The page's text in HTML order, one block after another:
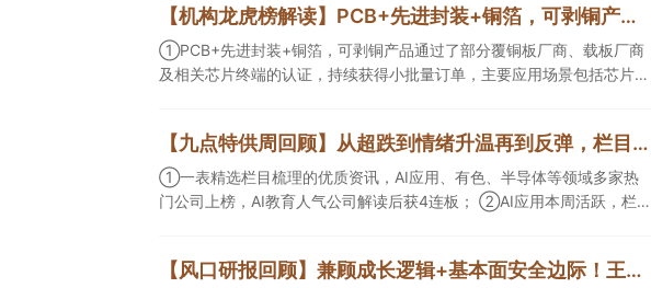
【机构龙虎榜解读】PCB+先进封装+铜箔，可剥铜产品通过了部分覆铜板厂商、载板厂商及相关芯片终端的认证，持续获得小批量订单，主要应用场景包括芯片封装光模块用PCB，机构大额净买入这家公司
①PCB+先进封装+铜箔，可剥铜产品通过了部分覆铜板厂商、载板厂商
及相关芯片终端的认证，持续获得小批量订单，主要应用场景包括芯片封
具备承接细胞与基因治疗产品商业化受托生产的合规资质，这家公司获净
买入。
【九点特供周回顾】从超跌到情绪升温再到反弹，栏目梳理AI应用题材逻辑，AI教育人气公司解读后获4连板
①一表精选栏目梳理的优质资讯，AI应用、有色、半导体等领域多家热
门公司上榜，AI教育人气公司解读后获4连板； ②AI应用本周活跃，栏目
提及2家核心公司双双涨停。
【风口研报回顾】兼顾成长逻辑+基本面安全边际！王牌自营前瞻覆盖“pcb+MLCC+电子布”，梳理AI产业链优质标的“深坑起跳”